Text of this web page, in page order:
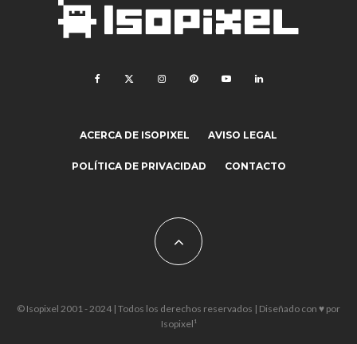
ACERCA DE ISOPIXEL AVISO LEGAL
POLÍTICA DE PRIVACIDAD CONTACTO
© Isopixel 2001 - 2024 | Todos los derechos reservados | Diseñado con ♥ por
Isopixel¹